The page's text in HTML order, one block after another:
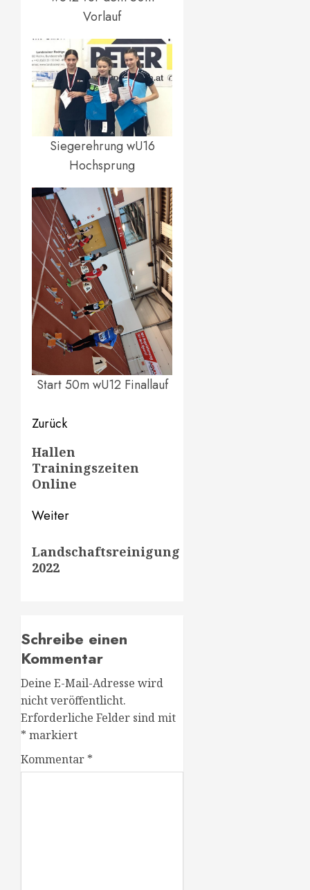
Vorlauf
Siegerehrung wU16
Hochsprung
Start 50m wU12 Finallauf
Beitragsnavigation
Zurück
Vorheriger
Beitrag:
Hallen
Trainingszeiten
Online
Weiter
Beitrag:
Landschaftsreinigung
2022
Schreibe einen
Kommentar
Deine E-Mail-Adresse wird
nicht veröffentlicht.
Erforderliche Felder sind mit
* markiert
Kommentar *